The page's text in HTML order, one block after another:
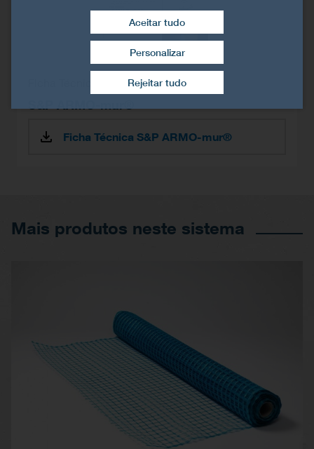
Ficha Técnica S&P ARMO-mur®
Mais produtos neste sistema
Rejeitar tudo
Aceitar tudo
Retirar consentimento
Personalizar